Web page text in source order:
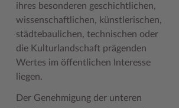
Wo Sie uns finden
Wunsch-Kennzeichen ↗
Zuständigkeitsfinder SH ↗
Social Media
Stellenangebote
Stormarninfo
Termine
Städte und Gemeinden
Wahlen im Kreis
Wappen und Geschichte
Wappenrolle
Tourismus
Umlandscout Hamburg
Vereine und Gruppen
Wälder und Moore
ihres besonderen geschichtlichen,
wissenschaftlichen, künstlerischen,
städtebaulichen, technischen oder
die Kulturlandschaft prägenden
Wertes im öffentlichen Interesse
liegen.
Der Genehmigung der unteren